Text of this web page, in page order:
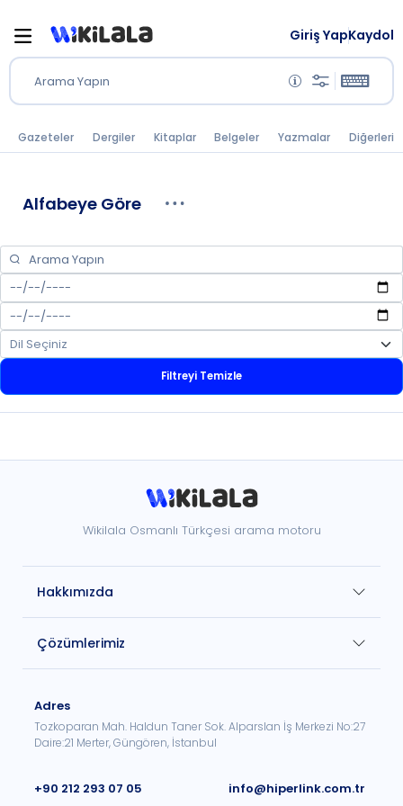
Arama Yapın
Giriş YapKaydol
Gazeteler Dergiler Kitaplar Belgeler Yazmalar Diğerleri
Alfabeye Göre
Filtreyi Temizle
Wikilala Osmanlı Türkçesi arama motoru
Hakkımızda
Çözümlerimiz
Adres
Tozkoparan Mah. Haldun Taner Sok. Alparslan İş Merkezi No:27
Daire:21 Merter, Güngören, İstanbul
+90 212 293 07 05 info@hiperlink.com.tr